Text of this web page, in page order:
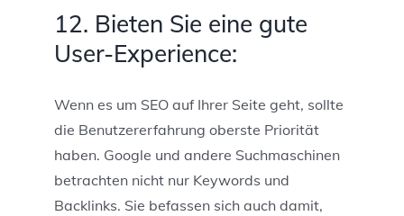
12. Bieten Sie eine gute
User-Experience:
Wenn es um SEO auf Ihrer Seite geht, sollte
die Benutzererfahrung oberste Priorität
haben. Google und andere Suchmaschinen
betrachten nicht nur Keywords und
Backlinks. Sie befassen sich auch damit,